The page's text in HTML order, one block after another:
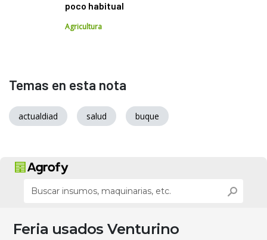
poco habitual
Agricultura
Temas en esta nota
actualdiad salud buque
Feria usados Venturino